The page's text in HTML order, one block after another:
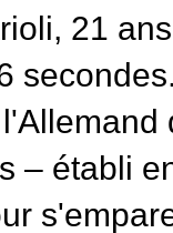
21
– établi